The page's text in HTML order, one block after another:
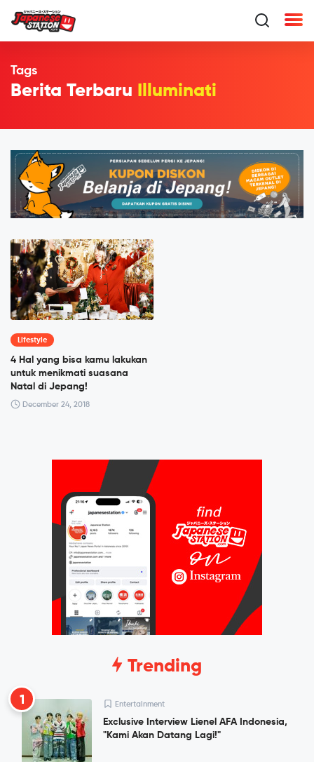
Tags
Berita Terbaru Illuminati
Lifestyle
4 Hal yang bisa kamu lakukan
untuk menikmati suasana
Natal di Jepang!
December 24, 2018
Trending
1 Entertainment
Exclusive Interview Lienel AFA Indonesia,
"Kami Akan Datang Lagi!"